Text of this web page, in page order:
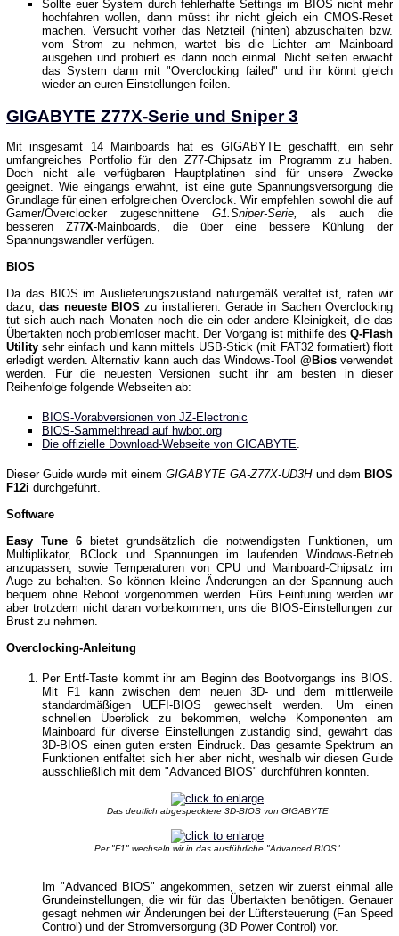
Sollte euer System durch fehlerhafte Settings im BIOS nicht mehr
hochfahren wollen, dann müsst ihr nicht gleich ein CMOS-Reset
machen. Versucht vorher das Netzteil (hinten) abzuschalten bzw.
vom Strom zu nehmen, wartet bis die Lichter am Mainboard
ausgehen und probiert es dann noch einmal. Nicht selten erwacht
das System dann mit "Overclocking failed" und ihr könnt gleich
wieder an euren Einstellungen feilen.
GIGABYTE Z77X-Serie und Sniper 3
Mit insgesamt 14 Mainboards hat es GIGABYTE geschafft, ein sehr
umfangreiches Portfolio für den Z77-Chipsatz im Programm zu haben.
Doch nicht alle verfügbaren Hauptplatinen sind für unsere Zwecke
geeignet. Wie eingangs erwähnt, ist eine gute Spannungsversorgung die
Grundlage für einen erfolgreichen Overclock. Wir empfehlen sowohl die auf
Gamer/Overclocker zugeschnittene G1.Sniper-Serie,
als auch die
besseren Z77X-Mainboards, die über eine bessere Kühlung der
Spannungswandler verfügen.
BIOS
Da das BIOS im Auslieferungszustand naturgemäß veraltet ist, raten wir
dazu,das neueste BIOS zu installieren. Gerade in Sachen Overclocking
tut sich auch nach Monaten noch die ein oder andere Kleinigkeit, die das
Übertakten noch problemloser macht. Der Vorgang ist mithilfe des Q-Flash
Utility sehr einfach und kann mittels USB-Stick (mit FAT32 formatiert) flott
erledigt werden. Alternativ kann auch das Windows-Tool @Biosverwendet
werden. Für die neuesten Versionen sucht ihr am besten in dieser
Reihenfolge folgende Webseiten ab:
BIOS-Vorabversionen von JZ-Electronic
BIOS-Sammelthread auf hwbot.org
Die offizielle Download-Webseite von GIGABYTE.
Dieser Guide wurde mit einemGIGABYTE GA-Z77X-UD3Hund dem BIOS
F12i durchgeführt.
Software
Easy Tune 6 bietet grundsätzlich die notwendigsten Funktionen, um
Multiplikator, BClock und Spannungen im laufenden Windows-Betrieb
anzupassen, sowie Temperaturen von CPU und Mainboard-Chipsatz im
Auge zu behalten. So können kleine Änderungen an der Spannung auch
bequem ohne Reboot vorgenommen werden. Fürs Feintuning werden wir
aber trotzdem nicht daran vorbeikommen, uns die BIOS-Einstellungen zur
Brust zu nehmen.
Overclocking-Anleitung
Per Entf-Taste kommt ihr am Beginn des Bootvorgangs ins BIOS.
Mit F1 kann zwischen dem neuen 3D- und dem mittlerweile
standardmäßigen UEFI-BIOS gewechselt werden. Um einen
schnellen Überblick zu bekommen, welche Komponenten am
Mainboard für diverse Einstellungen zuständig sind, gewährt das
3D-BIOS einen guten ersten Eindruck. Das gesamte Spektrum an
Funktionen entfaltet sich hier aber nicht, weshalb wir diesen Guide
ausschließlich mit dem "Advanced BIOS" durchführen konnten.
Das deutlich abgespecktere 3D-BIOS von GIGABYTE
Per "F1" wechseln wir in das ausführliche "Advanced BIOS"
Im "Advanced BIOS" angekommen, setzen wir zuerst einmal alle
Grundeinstellungen, die wir für das Übertakten benötigen. Genauer
gesagt nehmen wir Änderungen bei der Lüftersteuerung (Fan Speed
Control) und der Stromversorgung (3D Power Control) vor.